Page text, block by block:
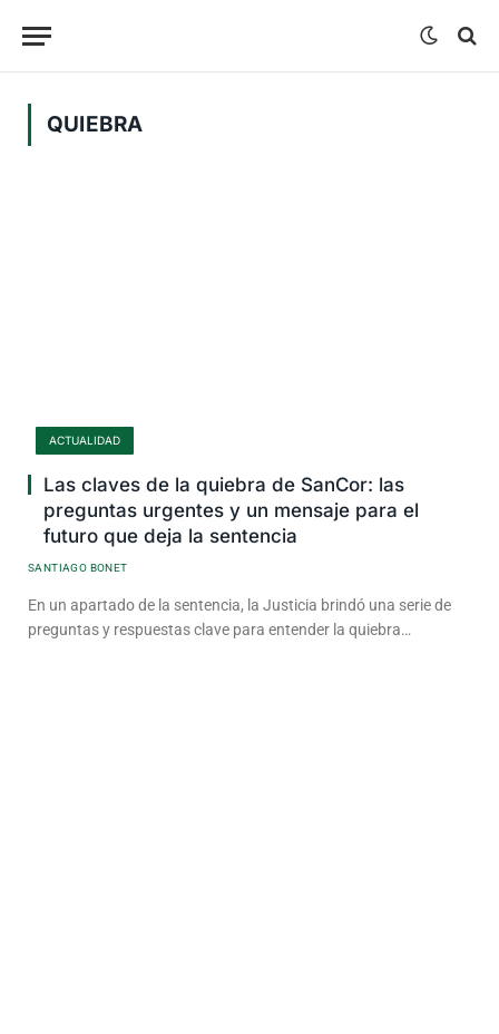
QUIEBRA
ACTUALIDAD
Las claves de la quiebra de SanCor: las
preguntas urgentes y un mensaje para el
futuro que deja la sentencia
SANTIAGO BONET
En un apartado de la sentencia, la Justicia brindó una serie de
preguntas y respuestas clave para entender la quiebra…